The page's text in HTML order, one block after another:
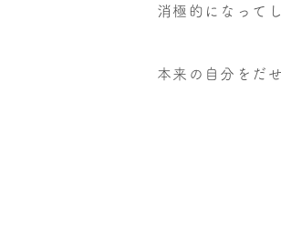
消極的になって
本来の自分をだ